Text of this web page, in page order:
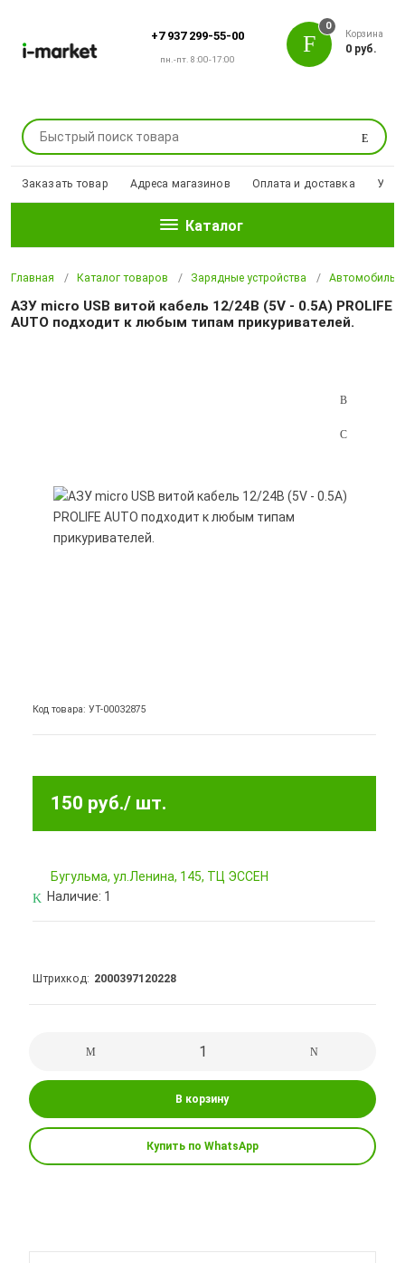
+7 937 299-55-00
пн.-пт. 8:00-17:00
Поиск
0
Корзина
0 руб.
Заказать товар Адреса магазинов Оплата и доставка
Каталог
Главная Каталог товаров Зарядные устройства
АЗУ micro USB витой кабель 12/24В (5V - 0.5A) PROLIFE
AUTO подходит к любым типам прикуривателей.
Код товара: УТ-00032875
150 руб./ шт.
Бугульма, ул.Ленина, 145, ТЦ ЭССЕН
Наличие: 1
Штрихкод 2000397120228
В корзину
Купить по WhatsApp